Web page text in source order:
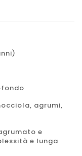
agrumi,
e
e lunga